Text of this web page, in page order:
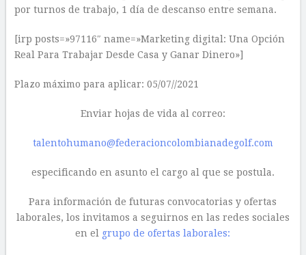
por turnos de trabajo, 1 día de descanso entre semana.
[irp posts=»97116″ name=»Marketing digital: Una Opción
Real Para Trabajar Desde Casa y Ganar Dinero»]
Plazo máximo para aplicar: 05/07//2021
Enviar ​hojas de vida al correo:
talentohumano@federacioncolombianadegolf.com
especificando en asunto el cargo al que se postula.
Para información de futuras convocatorias y ofertas
laborales, los invitamos a seguirnos en las redes sociales
en el grupo de ofertas laborales: